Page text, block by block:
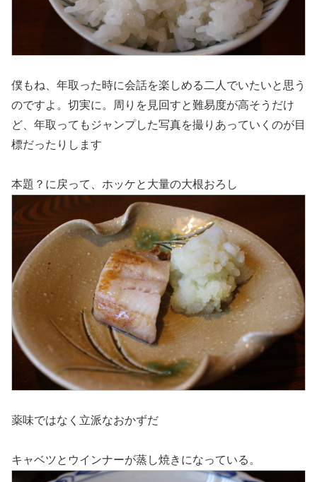
僕もね、年取った時に会話を楽しめる二人でいたいと思う
のですよ。切実に。周りを見回すと難易度が高そうだけ
ど、年取ってもジャンプした写真を撮りあっていくのが目
標だったりします
本題？に戻って、ホッケと大量の大根おろし
薬味ではなく立派なおかずだ
キャベツとウインナーが蒸し焼きになっている。